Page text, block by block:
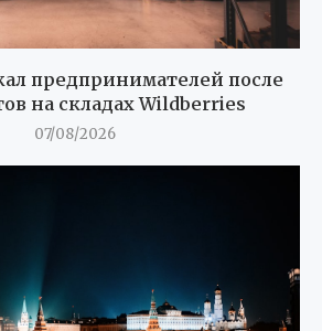
предпринимателей после
на складах Wildberries
07/08/2026